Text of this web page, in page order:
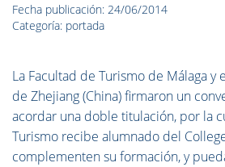
Fecha publicación: 24/06/2014
Categoría: portada
La Facultad de Turismo de Málaga y
de Zhejiang (China) firmaron un
acordar una doble titulación, por la
Turismo recibe alumnado del
complementen su formación, y